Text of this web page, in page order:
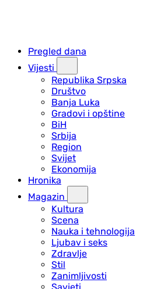
Pregled dana
Vijesti
Republika Srpska
Društvo
Banja Luka
Gradovi i opštine
BiH
Srbija
Region
Svijet
Ekonomija
Hronika
Magazin
Kultura
Scena
Nauka i tehnologija
Ljubav i seks
Zdravlje
Stil
Zanimljivosti